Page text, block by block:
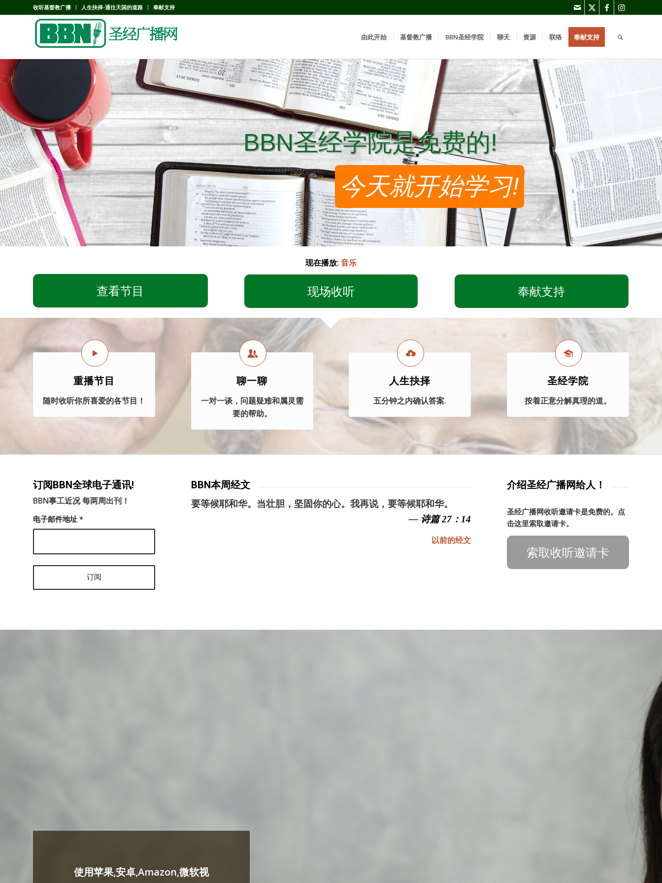
收听基督教广播 人生抉择-通往天国的道路 奉献支持
由此开始 基督教广播 BBN圣经学院 聊天 资源 联络 奉献支持
BBN圣经学院是免费的!
BBN圣经学院是免费的!
今天就开始学习!
现在播放: 音乐
查看节目 现场收听 奉献支持
重播节目
随时收听你所喜爱的各节目！
聊一聊
一对一谈，问题疑难和属灵需
要的帮助。
人生抉择
五分钟之内确认答案.
圣经学院
按着正意分解真理的道。
订阅BBN全球电子通讯!
BBN事工近况 每两周出刊！
电子邮件地址 *
BBN本周经文
要等候耶和华。当壮胆，坚固你的心。我再说，要等候耶和华。
— 诗篇 27：14
以前的经文
介绍圣经广播网给人！
圣经广播网收听邀请卡是免费的。点
击这里索取邀请卡。
索取收听邀请卡
使用苹果,安卓,Amazon,微软视